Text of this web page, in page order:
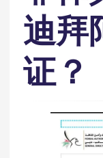
迪拜
证？